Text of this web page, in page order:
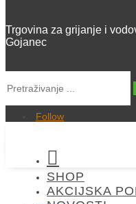
Trgovina za grijanje i
Gojanec
Follow

SHOP
AKCIJSKA